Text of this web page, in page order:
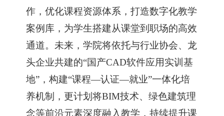
作，优化课程资源体系，打造数字化教学
案例库，为学生搭建从课堂到职场的高效
通道。未来，学院将依托与行业协会、龙
头企业共建的“国产CAD软件应用实训基
地”，构建“课程—认证—就业”一体化培
养机制，更计划将BIM技术、绿色建筑理
念等前沿元素深度融入教学，持续提升课